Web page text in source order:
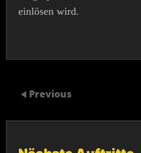
einlösen wird.
Previous